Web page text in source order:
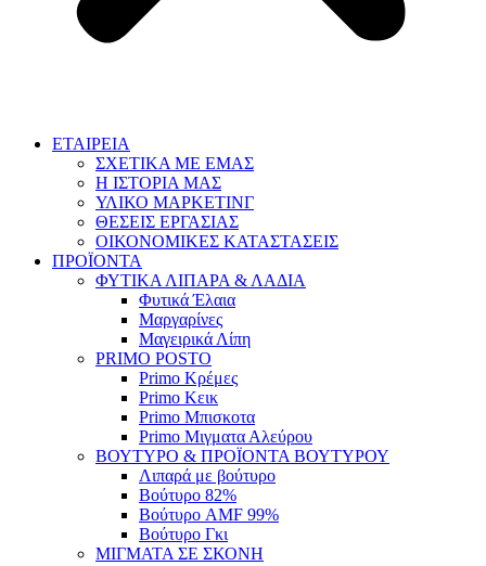
ΕΤΑΙΡΕΙΑ
ΣΧΕΤΙΚΑ ΜΕ ΕΜΑΣ
Η ΙΣΤΟΡΙΑ ΜΑΣ
ΥΛΙΚΟ ΜΑΡΚΕΤΙΝΓ
ΘΕΣΕΙΣ ΕΡΓΑΣΙΑΣ
ΟΙΚΟΝΟΜΙΚΕΣ ΚΑΤΑΣΤΑΣΕΙΣ
ΠΡΟΪΟΝΤΑ
ΦΥΤΙΚΑ ΛΙΠΑΡΑ & ΛΑΔΙΑ
Φυτικά Έλαια
Μαργαρίνες
Μαγειρικά Λίπη
PRIMO POSTO
Primo Κρέμες
Primo Κεικ
Primo Μπισκοτα
Primo Μιγματα Αλεύρου
ΒΟΥΤΥΡΟ & ΠΡΟΪΟΝΤΑ ΒΟΥΤΥΡΟΥ
Λιπαρά με βούτυρο
Βούτυρο 82%
Βούτυρο AMF 99%
Βούτυρο Γκι
ΜΙΓΜΑΤΑ ΣΕ ΣΚΟΝΗ